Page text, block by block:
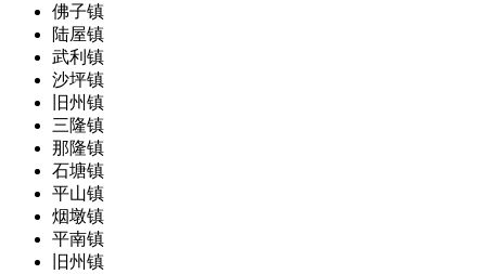
佛子镇
陆屋镇
武利镇
沙坪镇
旧州镇
三隆镇
那隆镇
石塘镇
平山镇
烟墩镇
平南镇
旧州镇